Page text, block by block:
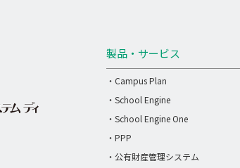
製品・サービス
・Campus Plan
・School Engine
・School Engine One
・PPP
・公有財産管理システム